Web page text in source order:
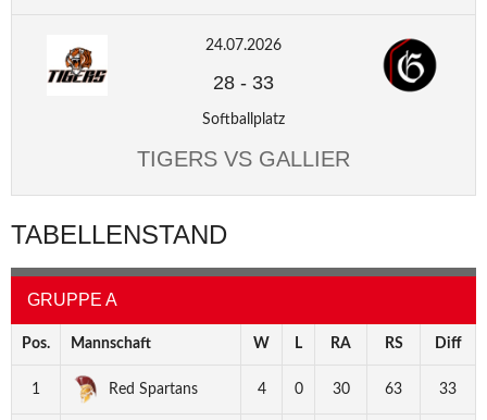
24.07.2026
28 - 33
Softballplatz
TIGERS VS GALLIER
TABELLENSTAND
GRUPPE A
Pos. Mannschaft W L RA RS Diff
1 Red Spartans 4 0 30 63 33